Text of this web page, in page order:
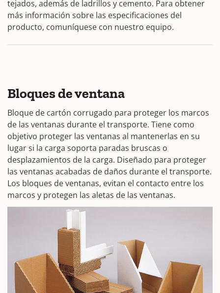
tejados, además de ladrillos y cemento. Para obtener
más información sobre las especificaciones del
producto, comuníquese con nuestro equipo.
Bloques de ventana
Bloque de cartón corrugado para proteger los marcos
de las ventanas durante el transporte. Tiene como
objetivo proteger las ventanas al mantenerlas en su
lugar si la carga soporta paradas bruscas o
desplazamientos de la carga. Diseñado para proteger
las ventanas acabadas de daños durante el transporte.
Los bloques de ventanas, evitan el contacto entre los
marcos y protegen las aletas de las ventanas.